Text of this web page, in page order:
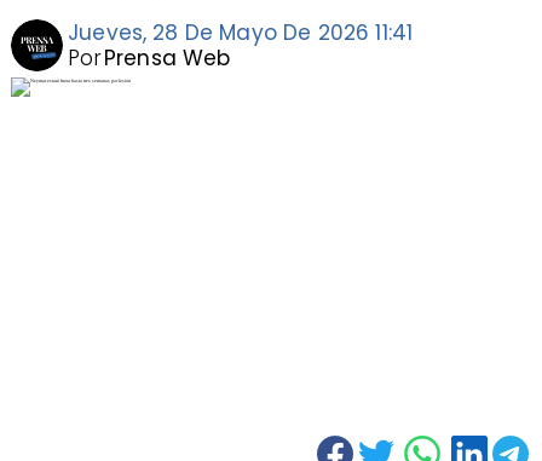
Jueves, 28 De Mayo De 2026 11:41
Prensa Web
Por